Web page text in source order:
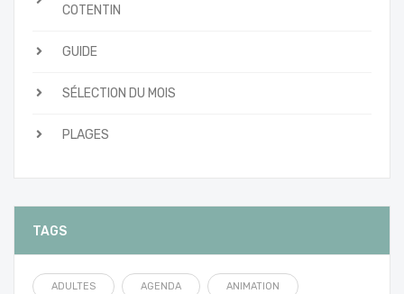
COTENTIN
GUIDE
SÉLECTION DU MOIS
PLAGES
TAGS
ADULTES AGENDA ANIMATION